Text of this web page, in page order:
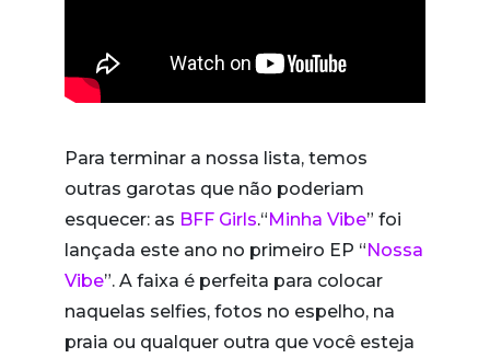
Para terminar a nossa lista, temos
outras garotas que não poderiam
esquecer: as BFF Girls.“Minha Vibe” foi
lançada este ano no primeiro EP “Nossa
Vibe”. A faixa é perfeita para colocar
naquelas selfies, fotos no espelho, na
praia ou qualquer outra que você esteja